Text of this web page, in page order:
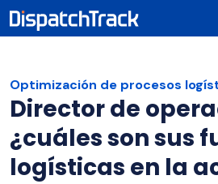
Optimización de procesos
Director de
¿cuáles son sus
logísticas en la